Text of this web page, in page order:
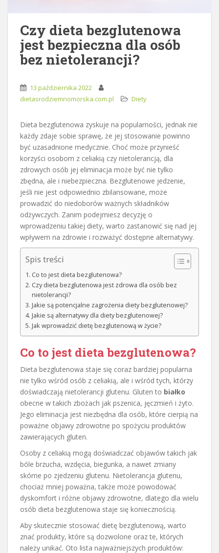
Czy dieta bezglutenowa
jest bezpieczna dla osób
bez nietolerancji?
13 października 2022
dietasrodziemnomorska.com.pl
Diety
Dieta bezglutenowa zyskuje na popularności, jednak nie
każdy zdaje sobie sprawę, że jej stosowanie powinno
być uzasadnione medycznie. Choć może przynieść
korzyści osobom z celiakią czy nietolerancją, dla
zdrowych osób jej eliminacja może być nie tylko
zbędna, ale i niebezpieczna. Bezglutenowe jedzenie,
jeśli nie jest odpowiednio zbilansowane, może
prowadzić do niedoborów ważnych składników
odżywczych. Zanim podejmiesz decyzję o
wprowadzeniu takiej diety, warto zastanowić się nad jej
wpływem na zdrowie i rozważyć dostępne alternatywy.
Spis treści
Co to jest dieta bezglutenowa?
Czy dieta bezglutenowa jest zdrowa dla osób bez
nietolerancji?
Jakie są potencjalne zagrożenia diety bezglutenowej?
Jakie są alternatywy dla diety bezglutenowej?
Jak wprowadzić dietę bezglutenową w życie?
Co to jest dieta bezglutenowa?
Dieta bezglutenowa staje się coraz bardziej popularna
nie tylko wśród osób z celiakią, ale i wśród tych, którzy
doświadczają nietolerancji glutenu. Gluten to białko
obecne w takich zbożach jak pszenica, jęczmień i żyto.
Jego eliminacja jest niezbędna dla osób, które cierpią na
poważne objawy zdrowotne po spożyciu produktów
zawierających gluten.
Osoby z celiakią mogą doświadczać objawów takich jak
bóle brzucha, wzdęcia, biegunka, a nawet zmiany
skórne po zjedzeniu glutenu. Nietolerancja glutenu,
chociaż mniej poważna, także może powodować
dyskomfort i różne objawy zdrowotne, dlatego dla wielu
osób dieta bezglutenowa staje się koniecznością.
Aby skutecznie stosować dietę bezglutenową, warto
znać produkty, które są dozwolone oraz te, których
należy unikać. Oto lista najważniejszych produktów: